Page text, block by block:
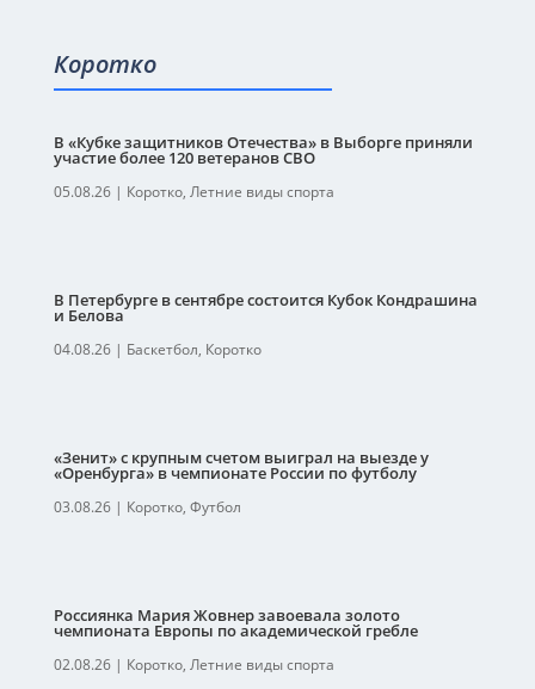
Коротко
В «Кубке защитников Отечества» в Выборге приняли
участие более 120 ветеранов СВО
05.08.26| Коротко, Летние виды спорта
В Петербурге в сентябре состоится Кубок Кондрашина
и Белова
04.08.26| Баскетбол, Коротко
«Зенит» с крупным счетом выиграл на выезде у
«Оренбурга» в чемпионате России по футболу
03.08.26| Коротко, Футбол
Россиянка Мария Жовнер завоевала золото
чемпионата Европы по академической гребле
02.08.26| Коротко, Летние виды спорта